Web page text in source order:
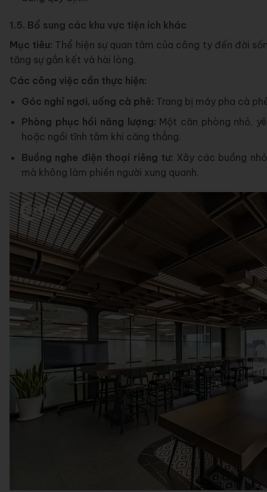
1.5. Bổ sung các khu vực tiện ích khác
Mục tiêu: Thể hiện sự quan tâm của công ty đến đời
tăng sự gắn kết và hài lòng.
Các công việc cần thực hiện:
Góc nghỉ ngơi, uống cà phê: Trang bị máy pha cà
Phòng phục hồi năng lượng: Một căn phòng nhỏ,
hoặc ngồi tĩnh tâm khi căng thẳng.
Buồng nghe điện thoại riêng tư: Xây các buồng
mà không làm phiền người xung quanh.